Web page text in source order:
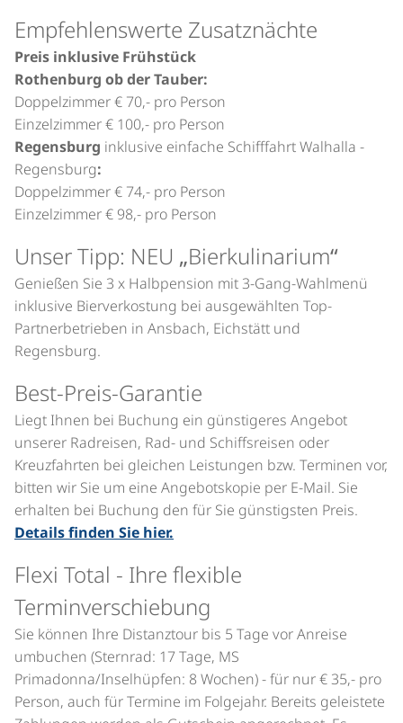
Empfehlenswerte Zusatznächte
Preis inklusive Frühstück
Rothenburg ob der Tauber:
Doppelzimmer € 70,- pro Person
Einzelzimmer € 100,- pro Person
Regensburg inklusive einfache Schifffahrt Walhalla -
Regensburg:
Doppelzimmer € 74,- pro Person
Einzelzimmer € 98,- pro Person
Unser Tipp: NEU „Bierkulinarium“
Genießen Sie 3 x Halbpension mit 3-Gang-Wahlmenü
inklusive Bierverkostung bei ausgewählten Top-
Partnerbetrieben in Ansbach, Eichstätt und
Regensburg.
Best-Preis-Garantie
Liegt Ihnen bei Buchung ein günstigeres Angebot
unserer Radreisen, Rad- und Schiffsreisen oder
Kreuzfahrten bei gleichen Leistungen bzw. Terminen vor,
bitten wir Sie um eine Angebotskopie per E-Mail. Sie
erhalten bei Buchung den für Sie günstigsten Preis.
Details finden Sie hier.
Flexi Total - Ihre flexible
Terminverschiebung
Sie können Ihre Distanztour bis 5 Tage vor Anreise
umbuchen (Sternrad: 17 Tage, MS
Primadonna/Inselhüpfen: 8 Wochen) - für nur € 35,- pro
Person, auch für Termine im Folgejahr. Bereits geleistete